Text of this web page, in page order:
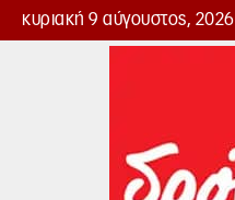
κυριακή 9 αύγουστος, 2026
Δρόμος